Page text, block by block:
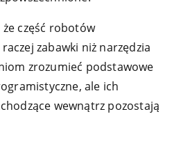
część robotów
zabawki niż narzędzia
zrozumieć podstawowe
ale ich
wewnątrz pozostają